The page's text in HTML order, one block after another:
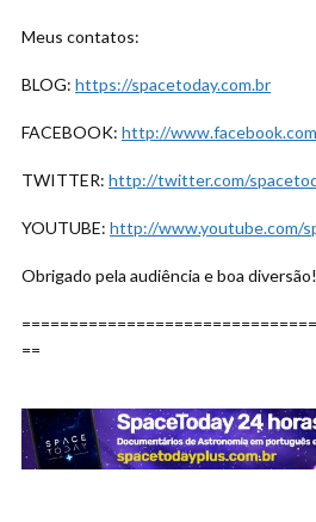
Meus contatos:
BLOG: https://spacetoday.com.br
FACEBOOK: http://
TWITTER: http://twitter.com/
YOUTUBE: http://www.youtube.com/
Obrigado pela audiência e boa
==